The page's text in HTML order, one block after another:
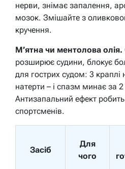
нерви, знімає запалення,
мозок. Змішайте з
кручення.
М’ятна чи ментолова олія.
розширює судини, блокує
для гострих судом: 3 краплі
натерти – і спазм минає за
Антизапальний ефект робить
спортсменів.
Засіб
Для
чого